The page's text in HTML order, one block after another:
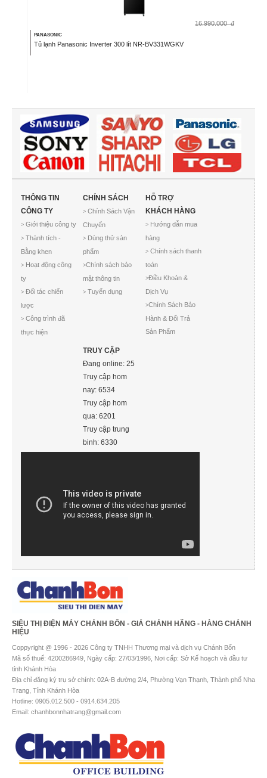
16.990.000 đ
PANASONIC
Tủ lạnh Panasonic Inverter 300 lít NR-BV331WGKV
THÔNG TIN
CÔNG TY
> Giới thiệu công ty
> Thành tích -
Bằng khen
> Hoạt động công
ty
> Đối tác chiến
lược
> Công trình đã
thực hiện
CHÍNH SÁCH
> Chính Sách Vận
Chuyển
> Dùng thử sản
phẩm
>Chính sách bảo
mật thông tin
> Tuyển dụng
HỖ TRỢ
KHÁCH HÀNG
>Hướng dẫn mua
hàng
>Chính sách thanh
toán
>Điều Khoản &
Dịch Vụ
>Chính Sách Bảo
Hành & Đổi Trả
Sản Phẩm
TRUY CẬP
Đang online: 25
Truy cập hom
nay: 6534
Truy cập hom
qua: 6201
Truy cập trung
binh: 6330
SIÊU THỊ ĐIỆN MÁY CHÁNH BỔN - GIÁ CHÁNH HÃNG - HÀNG CHÁNH
HIỆU
Coppyright @ 1996 - 2026 Công ty TNHH Thương mại và dịch vụ Chánh Bổn
Mã số thuế: 4200286949, Ngày cấp: 27/03/1996, Nơi cấp: Sở Kế hoạch và đầu tư
tỉnh Khánh Hòa
Địa chỉ đăng ký trụ sở chính: 02A-B đường 2/4, Phường Vạn Thạnh, Thành phố Nha
Trang, Tỉnh Khánh Hòa
Hotline: 0905.012.500 - 0914.634.205
Email: chanhbonnhatrang@gmail.com